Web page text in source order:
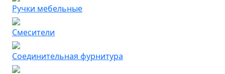
Ручки мебельные
Смесители
Соединительная фурнитура